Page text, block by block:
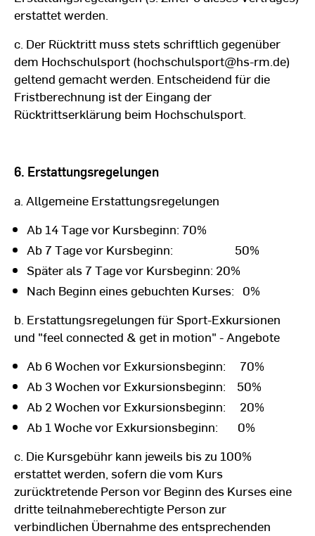
erstattet werden.
c. Der Rücktritt muss stets schriftlich gegenüber
dem Hochschulsport (hochschulsport@hs-rm.de)
geltend gemacht werden. Entscheidend für die
Fristberechnung ist der Eingang der
Rücktrittserklärung beim Hochschulsport.
6. Erstattungsregelungen
a. Allgemeine Erstattungsregelungen
Ab 14 Tage vor Kursbeginn: 70%
Ab 7 Tage vor Kursbeginn: 50%
Später als 7 Tage vor Kursbeginn: 20%
Nach Beginn eines gebuchten Kurses: 0%
b. Erstattungsregelungen für Sport-Exkursionen
und "feel connected & get in motion" - Angebote
Ab 6 Wochen vor Exkursionsbeginn: 70%
Ab 3 Wochen vor Exkursionsbeginn: 50%
Ab 2 Wochen vor Exkursionsbeginn: 20%
Ab 1 Woche vor Exkursionsbeginn: 0%
c. Die Kursgebühr kann jeweils bis zu 100%
erstattet werden, sofern die vom Kurs
zurücktretende Person vor Beginn des Kurses eine
dritte teilnahmeberechtigte Person zur
verbindlichen Übernahme des entsprechenden